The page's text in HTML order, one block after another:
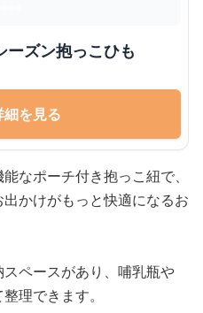
ーズン抱っこひも
を見る
なポーチ付き抱っこ紐で、
かけがもっと快適になるお
ペースがあり、哺乳瓶や
理できます。